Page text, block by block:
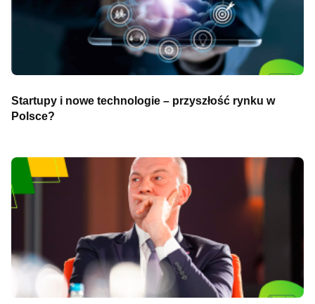
Startupy i nowe technologie – przyszłość rynku w
Polsce?